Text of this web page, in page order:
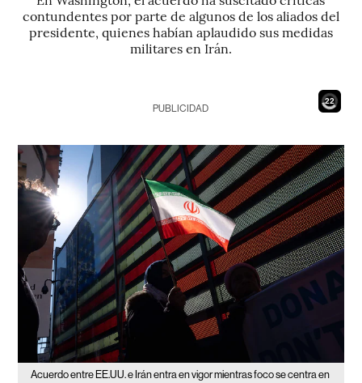
contundentes por parte de algunos de los aliados del
presidente, quienes habían aplaudido sus medidas
militares en Irán.
20
PUBLICIDAD
Acuerdo entre EE.UU. e Irán entra en vigor mientras foco se centra en